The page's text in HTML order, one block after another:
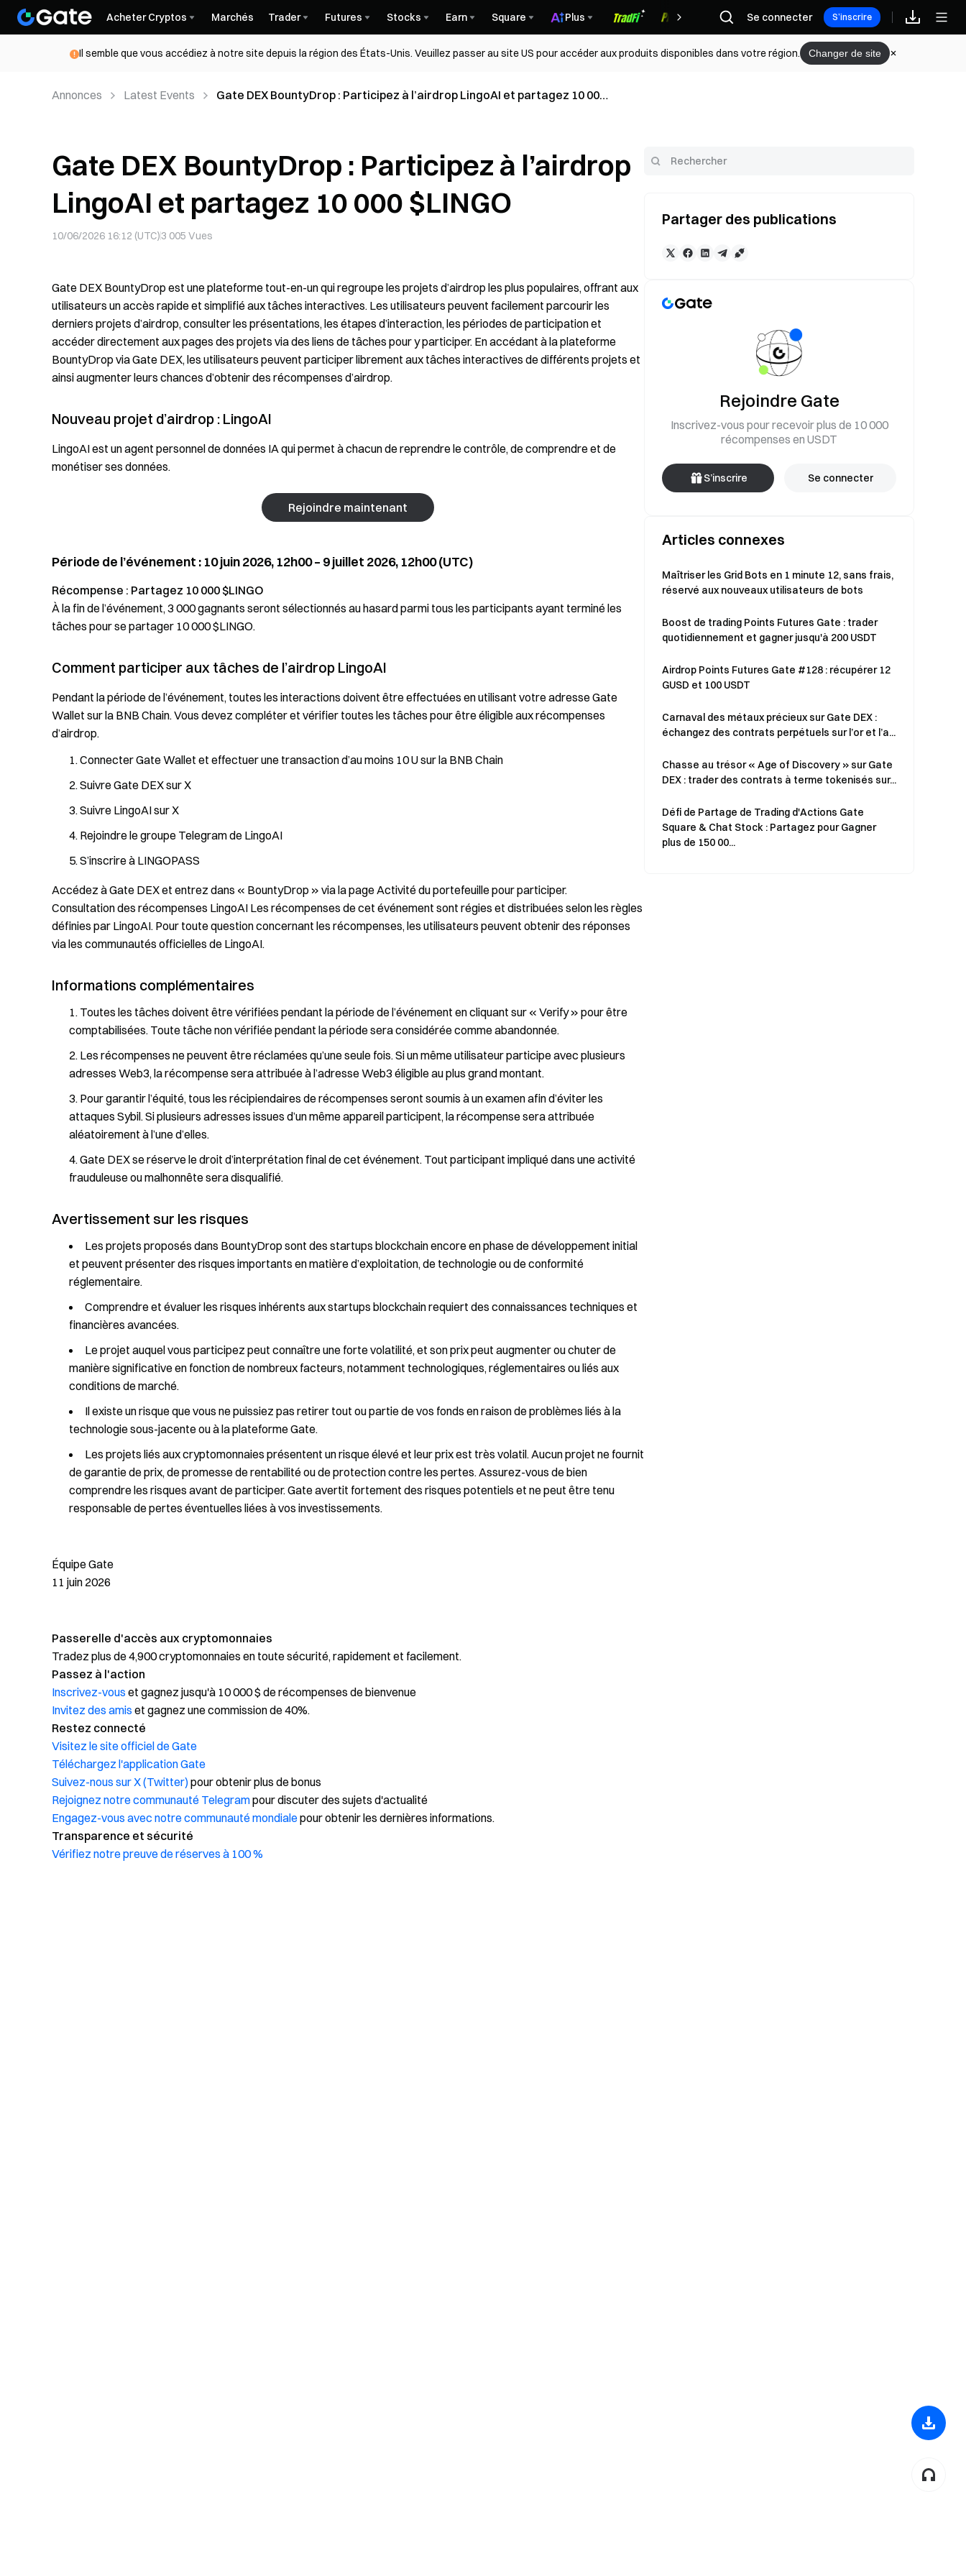
Acheter Cryptos Marchés Trader Futures Stocks Earn Square Plus Récompenses
Se connecter S’inscrire
Il semble que vous accédiez à notre site depuis la région des États-Unis. Veuillez passer au site US pour accéder aux produits disponibles dans votre région. Changer de site
Annonces Latest Events
Gate DEX BountyDrop : Participez à l’airdrop LingoAI et partagez 10 000
Gate DEX BountyDrop : Participez à l’airdrop
LingoAI et partagez 10 000 $LINGO
10/06/2026 16:12 (UTC)3 005 Vues
Gate DEX BountyDrop est une plateforme tout-en-un qui regroupe les projets d’airdrop les plus populaires, offrant aux
utilisateurs un accès rapide et simplifié aux tâches interactives. Les utilisateurs peuvent facilement parcourir les
derniers projets d’airdrop, consulter les présentations, les étapes d’interaction, les périodes de participation et
accéder directement aux pages des projets via des liens de tâches pour y participer. En accédant à la plateforme
BountyDrop via Gate DEX, les utilisateurs peuvent participer librement aux tâches interactives de différents projets et
ainsi augmenter leurs chances d’obtenir des récompenses d’airdrop.
Nouveau projet d’airdrop : LingoAI
LingoAI est un agent personnel de données IA qui permet à chacun de reprendre le contrôle, de comprendre et de
monétiser ses données.
Rejoindre maintenant
Période de l’événement : 10 juin 2026, 12h00 – 9 juillet 2026, 12h00 (UTC)
Récompense : Partagez 10 000 $LINGO
À la fin de l’événement, 3 000 gagnants seront sélectionnés au hasard parmi tous les participants ayant terminé les
tâches pour se partager 10 000 $LINGO.
Comment participer aux tâches de l’airdrop LingoAI
Pendant la période de l’événement, toutes les interactions doivent être effectuées en utilisant votre adresse Gate
Wallet sur la BNB Chain. Vous devez compléter et vérifier toutes les tâches pour être éligible aux récompenses
d’airdrop.
Connecter Gate Wallet et effectuer une transaction d’au moins 10 U sur la BNB Chain
Suivre Gate DEX sur X
Suivre LingoAI sur X
Rejoindre le groupe Telegram de LingoAI
S’inscrire à LINGOPASS
Accédez à Gate DEX et entrez dans « BountyDrop » via la page Activité du portefeuille pour participer.
Consultation des récompenses LingoAI Les récompenses de cet événement sont régies et distribuées selon les règles
définies par LingoAI. Pour toute question concernant les récompenses, les utilisateurs peuvent obtenir des réponses
via les communautés officielles de LingoAI.
Informations complémentaires
Toutes les tâches doivent être vérifiées pendant la période de l’événement en cliquant sur « Verify » pour être
comptabilisées. Toute tâche non vérifiée pendant la période sera considérée comme abandonnée.
Les récompenses ne peuvent être réclamées qu’une seule fois. Si un même utilisateur participe avec plusieurs
adresses Web3, la récompense sera attribuée à l’adresse Web3 éligible au plus grand montant.
Pour garantir l’équité, tous les récipiendaires de récompenses seront soumis à un examen afin d’éviter les
attaques Sybil. Si plusieurs adresses issues d’un même appareil participent, la récompense sera attribuée
aléatoirement à l’une d’elles.
Gate DEX se réserve le droit d’interprétation final de cet événement. Tout participant impliqué dans une activité
frauduleuse ou malhonnête sera disqualifié.
Avertissement sur les risques
Les projets proposés dans BountyDrop sont des startups blockchain encore en phase de développement initial
et peuvent présenter des risques importants en matière d’exploitation, de technologie ou de conformité
réglementaire.
Comprendre et évaluer les risques inhérents aux startups blockchain requiert des connaissances techniques et
financières avancées.
Le projet auquel vous participez peut connaître une forte volatilité, et son prix peut augmenter ou chuter de
manière significative en fonction de nombreux facteurs, notamment technologiques, réglementaires ou liés aux
conditions de marché.
Il existe un risque que vous ne puissiez pas retirer tout ou partie de vos fonds en raison de problèmes liés à la
technologie sous-jacente ou à la plateforme Gate.
Les projets liés aux cryptomonnaies présentent un risque élevé et leur prix est très volatil. Aucun projet ne fournit
de garantie de prix, de promesse de rentabilité ou de protection contre les pertes. Assurez-vous de bien
comprendre les risques avant de participer. Gate avertit fortement des risques potentiels et ne peut être tenu
responsable de pertes éventuelles liées à vos investissements.
Équipe Gate
11 juin 2026
Passerelle d'accès aux cryptomonnaies
Tradez plus de 4,900 cryptomonnaies en toute sécurité, rapidement et facilement.
Passez à l'action
Inscrivez-vous et gagnez jusqu'à 10 000 $ de récompenses de bienvenue
Invitez des amis et gagnez une commission de 40%.
Restez connecté
Visitez le site officiel de Gate
Téléchargez l'application Gate
Suivez-nous sur X (Twitter)pour obtenir plus de bonus
Rejoignez notre communauté Telegrampour discuter des sujets d'actualité
Engagez-vous avec notre communauté mondialepour obtenir les dernières informations.
Transparence et sécurité
Vérifiez notre preuve de réserves à 100 %
Partager des publications
Rejoindre Gate
Inscrivez-vous pour recevoir plus de 10 000
récompenses en USDT
S’inscrire Se connecter
Articles connexes
Maîtriser les Grid Bots en 1 minute 12, sans frais,
réservé aux nouveaux utilisateurs de bots
Boost de trading Points Futures Gate : trader
quotidiennement et gagner jusqu'à 200 USDT
Airdrop Points Futures Gate #128 : récupérer 12
GUSD et 100 USDT
Carnaval des métaux précieux sur Gate DEX :
échangez des contrats perpétuels sur l’or et l’a...
Chasse au trésor « Age of Discovery » sur Gate
DEX : trader des contrats à terme tokenisés sur...
Défi de Partage de Trading d'Actions Gate
Square & Chat Stock : Partagez pour Gagner
plus de 150 00...